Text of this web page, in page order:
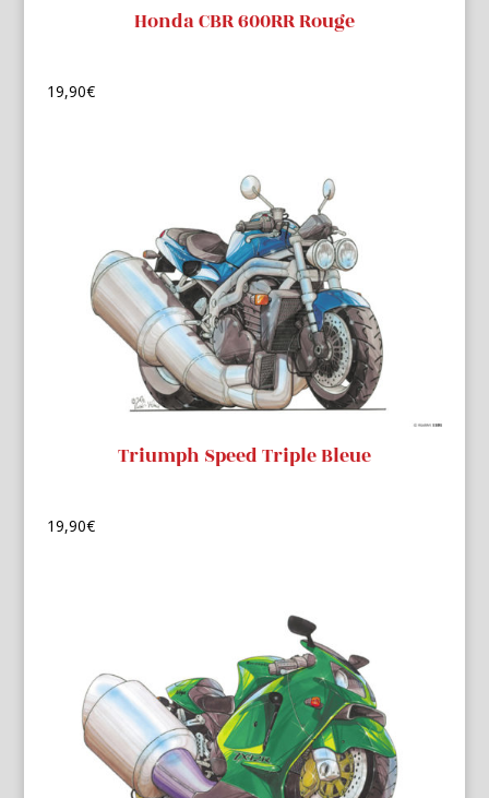
Honda CBR 600RR Rouge
19,90€
Triumph Speed Triple Bleue
19,90€